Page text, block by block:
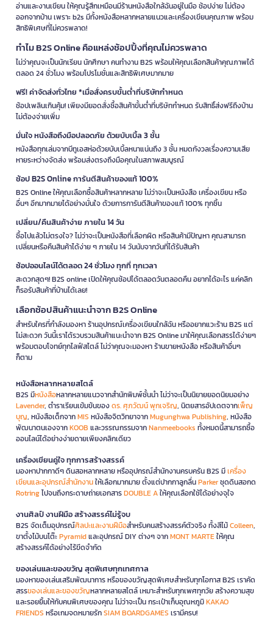
อ่านและงานเขียน ให้คุณรู้สึกเหมือนมีร้านหนังสือใกล้ฉันอยู่ในมือ ช้อปง่าย ไม่ต้อง
ออกจากบ้าน เพราะ b2s มีทั้งหนังสือหลากหลายแนวและเครื่องเขียนคุณภาพ พร้อม
สิทธิพิเศษที่ไม่ควรพลาด!
ทำไม B2S Online คือแหล่งช้อปปิ้งที่คุณไม่ควรพลาด
ไม่ว่าคุณจะเป็นนักเรียน นักศึกษา คนทำงาน B2S พร้อมให้คุณเลือกสินค้าคุณภาพได้
ตลอด 24 ชั่วโมง พร้อมโปรโมชั่นและสิทธิพิเศษมากมาย
ฟรี! ค่าจัดส่งทั่วไทย *เมื่อสั่งครบขั้นต่ำที่บริษัทกำหนด
ช้อปเพลินเกินคุ้ม! เพียงมียอดสั่งซื้อสินค้าขั้นต่ำที่บริษัทกำหนด รับสิทธิ์ส่งฟรีถึงบ้าน
ไม่ต้องจ่ายเพิ่ม
มั่นใจ หนังสือถึงมือปลอดภัย ด้วยบับเบิ้ล 3 ชั้น
หนังสือทุกเล่มจากบีทูเอสห่อด้วยบับเบิ้ลหนาแน่นถึง 3 ชั้น หมดกังวลเรื่องความเสีย
หายระหว่างจัดส่ง พร้อมส่งตรงถึงมือคุณในสภาพสมบูรณ์
ช้อป B2S Online การันตีสินค้าของแท้ 100%
B2S Online ให้คุณเลือกซื้อสินค้าหลากหลาย ไม่ว่าจะเป็นหนังสือ เครื่องเขียน หรือ
อื่นๆ อีกมากมายได้อย่างมั่นใจ ด้วยการการันตีสินค้าของแท้ 100% ทุกชิ้น
เปลี่ยน/คืนสินค้าง่าย ภายใน 14 วัน
ซื้อไปแล้วไม่ตรงใจ? ไม่ว่าจะเป็นหนังสือที่เลือกผิด หรือสินค้ามีปัญหา คุณสามารถ
เปลี่ยนหรือคืนสินค้าได้ง่าย ๆ ภายใน 14 วันนับจากวันที่ได้รับสินค้า
ช้อปออนไลน์ได้ตลอด 24 ชั่วโมง ทุกที่ ทุกเวลา
สะดวกสุดๆ! B2S online เปิดให้คุณช้อปได้ตลอดวันตลอดคืน อยากได้อะไร แค่คลิก
ก็รอรับสินค้าที่บ้านได้เลย!
เลือกช้อปสินค้าแนะนำจาก B2S Online
สำหรับใครที่กำลังมองหา ร้านอุปกรณ์เครื่องเขียนใกล้ฉัน หรืออยากแวะร้าน B2S แต่
ไม่สะดวก วันนี้เราได้รวบรวมสินค้าแนะนำจาก B2S Online มาให้คุณเลือกสรรได้ง่ายๆ
พร้อมตอบโจทย์ทุกไลฟ์สไตล์ ไม่ว่าคุณจะมองหา ร้านขายหนังสือ หรือสินค้าอื่นๆ
ก็ตาม
หนังสือหลากหลายสไตล์
B2S มีหนังสือหลากหลายแนวจากสำนักพิมพ์ชั้นนำ ไม่ว่าจะเป็นนิยายยอดนิยมอย่าง
Lavender, ตำราเรียนเข้มข้นของดร. ศุภวัฒน์ พุกเจริญ, นิตยสารอัปเดตจากเพ็ญ
บุญ, หนังสือเด็กจากMIS หนังสือจิตวิทยาจากMugunghwa Publishing, หนังสือ
พัฒนาตนเองจากKOOB และวรรณกรรมจากNanmeebooks ทั้งหมดนี้สามารถซื้อ
ออนไลน์ได้อย่างง่ายดายเพียงคลิกเดียว
เครื่องเขียนคู่ใจ ทุกการสร้างสรรค์
มองหาปากกาดีๆ ดินสอหลากหลาย หรืออุปกรณ์สำนักงานครบครัน B2S มีเครื่อง
เขียนและอุปกรณ์สำนักงานให้เลือกมากมาย ตั้งแต่ปากกาลูกลื่นParkerชุดดินสอกด
Rotringไปจนถึงกระดาษถ่ายเอกสารDOUBLE Aให้คุณเลือกใช้ได้อย่างจุใจ
งานศิลป์ งานฝีมือ สร้างสรรค์ไม่รู้จบ
B2S จัดเต็มอุปกรณ์ศิลปะและงานฝีมือสำหรับคนสร้างสรรค์ตัวจริง ทั้งสีไม้Colleen,
ขาตั้งไม้บนโต๊ะPyramidและอุปกรณ์ DIY ต่างๆ จากMONT MARTEให้คุณ
สร้างสรรค์ได้อย่างไร้ขีดจำกัด
ของเล่นและของขวัญ สุดพิเศษทุกเทศกาล
มองหาของเล่นเสริมพัฒนาการ หรือของขวัญสุดพิเศษสำหรับทุกโอกาส B2S เราคัด
สรรของเล่นและของขวัญหลากหลายสไตล์ เหมาะสำหรับทุกเพศทุกวัย สร้างความสุข
และรอยยิ้มให้กับคนพิเศษของคุณ ไม่ว่าจะเป็น กระเป๋าเก็บอุณหภูมิKAKAO
FRIENDS หรือเกมจดหมายรักSIAM BOARDGAMES เรามีครบ!